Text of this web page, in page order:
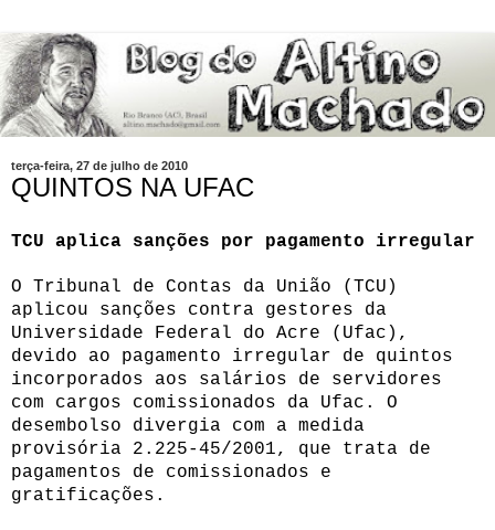
terça-feira, 27 de julho de 2010
QUINTOS NA UFAC
TCU aplica sanções por pagamento irregular
O Tribunal de Contas da União (TCU)
aplicou sanções contra gestores da
Universidade Federal do Acre (Ufac),
devido ao pagamento irregular de quintos
incorporados aos salários de servidores
com cargos comissionados da Ufac. O
desembolso divergia com a medida
provisória 2.225-45/2001, que trata de
pagamentos de comissionados e
gratificações.